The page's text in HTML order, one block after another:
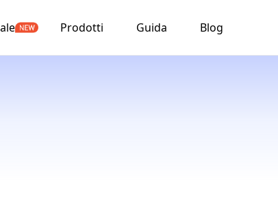
Prodotti Guida Blog